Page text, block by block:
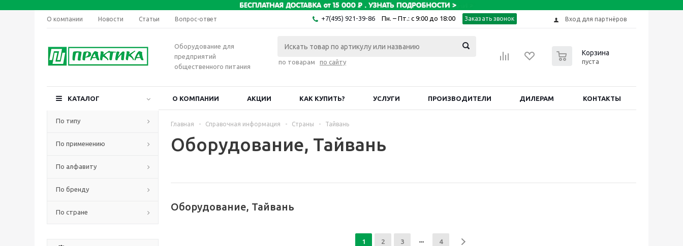
О компании Новости Статьи Вопрос-ответ +7(495) 921-39-86 Пн. – Пт.: с 9:00 до 18:00 Заказать звонок Вход для партнёров
Оборудование для
предприятий
общественного питания
по товарам по сайту
Корзина
пуста
КАТАЛОГ О КОМПАНИИ АКЦИИ КАК КУПИТЬ? УСЛУГИ ПРОИЗВОДИТЕЛИ ДИЛЕРАМ КОНТАКТЫ
По типу
По применению
По алфавиту
По бренду
По стране
Главная - Справочная информация - Страны - Тайвань
Оборудование, Тайвань
Оборудование, Тайвань
1 2 3 4